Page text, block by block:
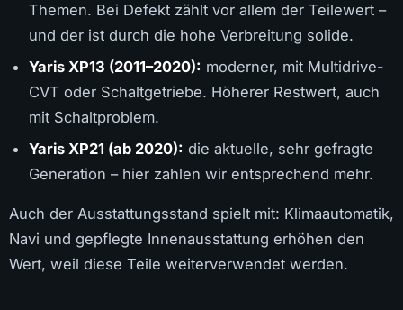
Themen. Bei Defekt zählt vor allem der Teilewert –
und der ist durch die hohe Verbreitung solide.
Yaris XP13 (2011–2020): moderner, mit Multidrive-
CVT oder Schaltgetriebe. Höherer Restwert, auch
mit Schaltproblem.
Yaris XP21 (ab 2020): die aktuelle, sehr gefragte
Generation – hier zahlen wir entsprechend mehr.
Auch der Ausstattungsstand spielt mit: Klimaautomatik,
Navi und gepflegte Innenausstattung erhöhen den
Wert, weil diese Teile weiterverwendet werden.